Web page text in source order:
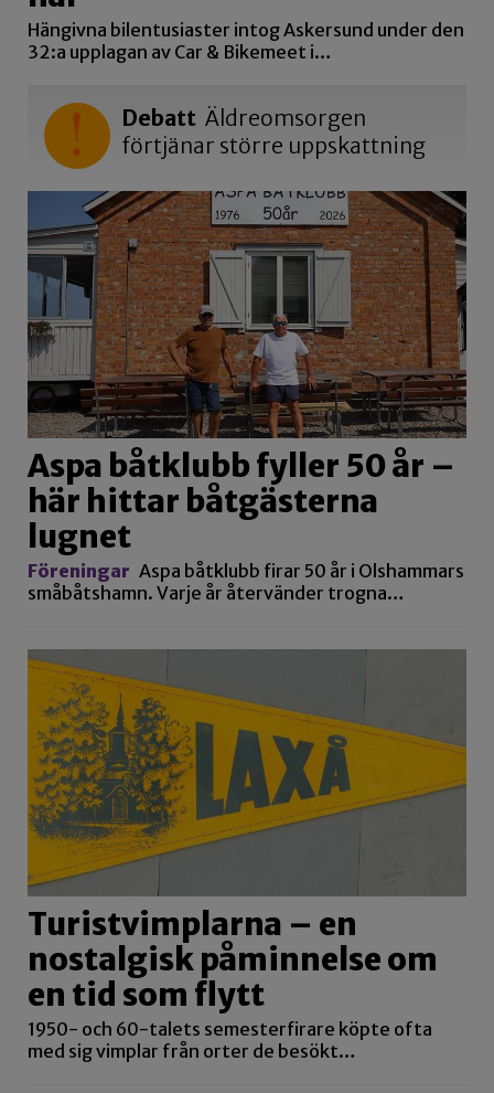
Hängivna bilentusiaster intog Askersund under den
32:a upplagan av Car & Bikemeet i…
Debatt Äldreomsorgen
förtjänar större uppskattning
Aspa båtklubb fyller 50 år –
här hittar båtgästerna
lugnet
Föreningar Aspa båtklubb firar 50 år i Olshammars
småbåtshamn. Varje år återvänder trogna…
Turistvimplarna – en
nostalgisk påminnelse om
en tid som flytt
1950- och 60-talets semesterfirare köpte ofta
med sig vimplar från orter de besökt…